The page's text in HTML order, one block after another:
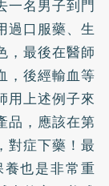
一名男子到門
過口服藥、生
，最後在醫師
，後經輸血等
用上述例子來
品，應該在第
對症下藥！最
也是非常重